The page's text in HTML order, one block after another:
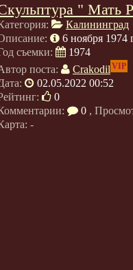
" Мать
Калининград
6 ноября 1974
съемки:
1974
поста:
Crakodil VIP
02.05.2022 00:52
0
0 ,
-